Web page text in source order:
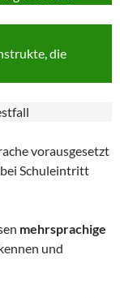
die
vorausgesetzt
Schuleintritt
mehrsprachige
und